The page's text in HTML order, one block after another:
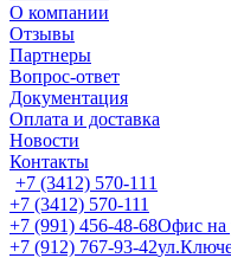
О компании
Отзывы
Партнеры
Вопрос-ответ
Документация
Оплата и доставка
Новости
Контакты
+7 (3412) 570-111
+7 (3412) 570-111
+7 (991) 456-48-68Офис на
+7 (912) 767-93-42